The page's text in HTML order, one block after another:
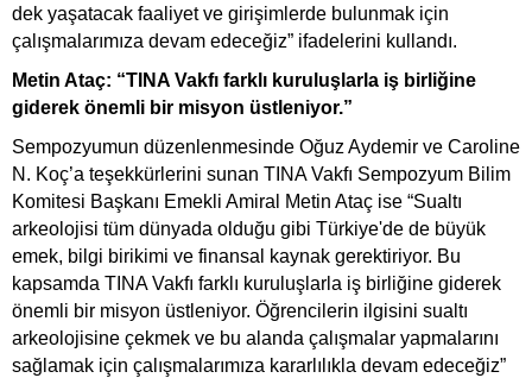
dek yaşatacak faaliyet ve girişimlerde bulunmak için
çalışmalarımıza devam edeceğiz” ifadelerini kullandı.
Metin Ataç: “TINA Vakfı farklı kuruluşlarla iş birliğine
giderek önemli bir misyon üstleniyor.”
Sempozyumun düzenlenmesinde Oğuz Aydemir ve Caroline
N. Koç’a teşekkürlerini sunan TINA Vakfı Sempozyum Bilim
Komitesi Başkanı Emekli Amiral Metin Ataç ise “Sualtı
arkeolojisi tüm dünyada olduğu gibi Türkiye'de de büyük
emek, bilgi birikimi ve finansal kaynak gerektiriyor. Bu
kapsamda TINA Vakfı farklı kuruluşlarla iş birliğine giderek
önemli bir misyon üstleniyor. Öğrencilerin ilgisini sualtı
arkeolojisine çekmek ve bu alanda çalışmalar yapmalarını
sağlamak için çalışmalarımıza kararlılıkla devam edeceğiz”